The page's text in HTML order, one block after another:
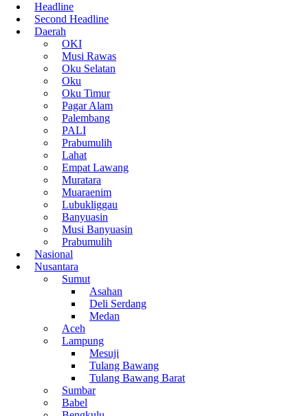
Headline
Second Headline
Daerah
OKI
Musi Rawas
Oku Selatan
Oku
Oku Timur
Pagar Alam
Palembang
PALI
Prabumulih
Lahat
Empat Lawang
Muratara
Muaraenim
Lubukliggau
Banyuasin
Musi Banyuasin
Prabumulih
Nasional
Nusantara
Sumut
Asahan
Deli Serdang
Medan
Aceh
Lampung
Mesuji
Tulang Bawang
Tulang Bawang Barat
Sumbar
Babel